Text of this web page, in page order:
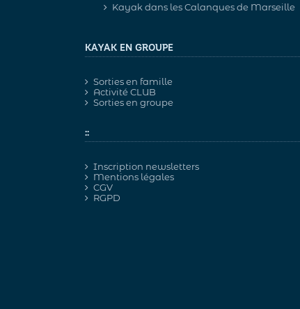
Kayak dans les Calanques de Marseille
KAYAK EN GROUPE
Sorties en famille
Activité CLUB
Sorties en groupe
::
Inscription newsletters
Mentions légales
CGV
RGPD